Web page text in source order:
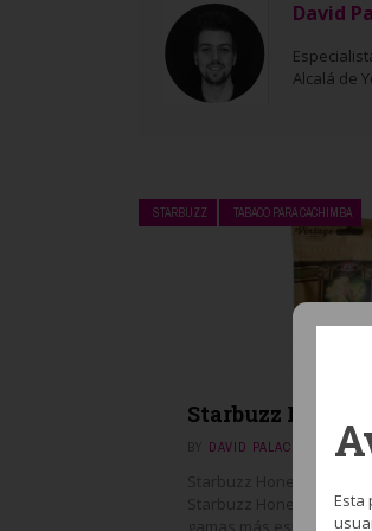
David
Alcalá de
STARBUZZ TABACO PARA CACHIMBA
Starbuzz Honey
BY DAVID PALACIOS
Starbuzz Honey Dew Me,
Starbuzz Honey Dew Me
gamas más especiales
Esta